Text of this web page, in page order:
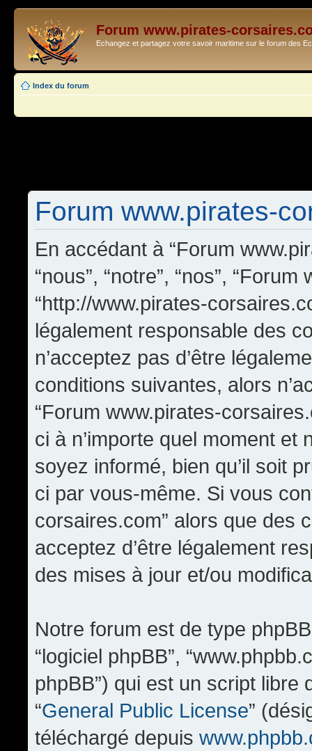
Forum www.pirates-
Echangez et partagez votre savoir maritime sur le forum des
Index du forum
Forum www.pirates-
En accédant à “Forum
“nous”, “notre”, “nos”,
“http://www.pirates-
légalement responsable des
n’acceptez pas d’être
conditions suivantes, alors
“Forum www.pirates-
ci à n’importe quel moment
soyez informé, bien qu’il soit
ci par vous-même. Si vous
corsaires.com” alors que des
acceptez d’être légalement
des mises à jour et/ou
Notre forum est de type phpBB
“logiciel phpBB”,
phpBB”) qui est un script
“General Public License”
téléchargé depuis